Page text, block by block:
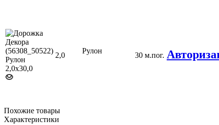
2,0
Рулон
30 м.пог.
Похожие товары
Характеристики